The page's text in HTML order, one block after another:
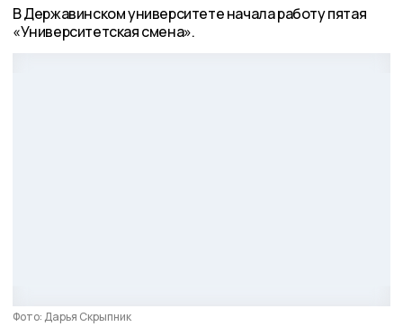
В Державинском университете начала работу пятая
«Университетская смена».
Фото: Дарья Скрыпник